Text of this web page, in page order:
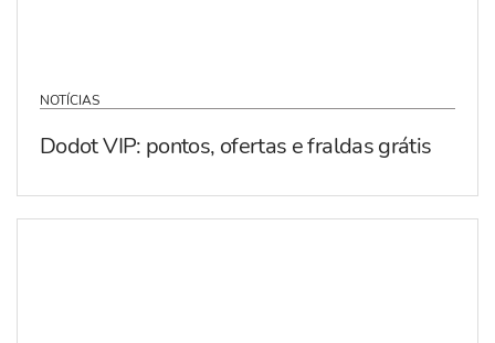
NOTÍCIAS
Dodot VIP: pontos, ofertas e fraldas grátis